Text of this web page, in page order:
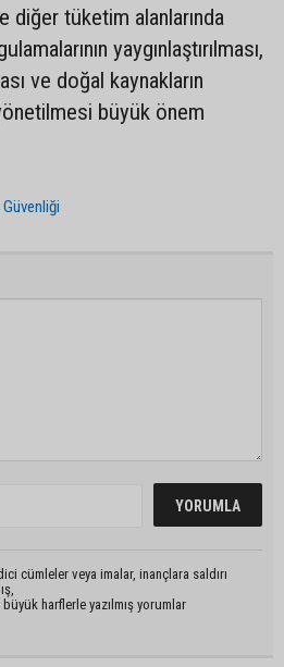
diğer tüketim alanlarında
yaygınlaştırılması,
ve doğal kaynakların
büyük önem
Güvenliği
cümleler veya imalar, inançlara saldırı
harflerle yazılmış yorumlar